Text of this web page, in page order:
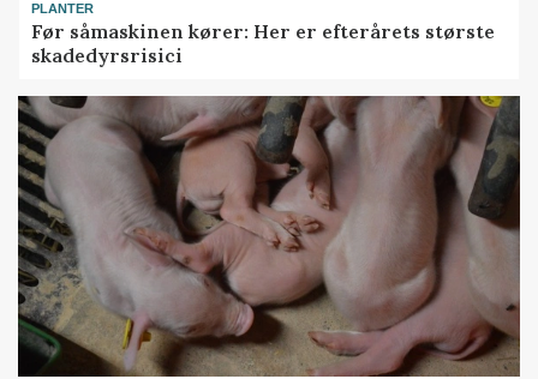
PLANTER
Før såmaskinen kører: Her er efterårets største
skadedyrsrisici